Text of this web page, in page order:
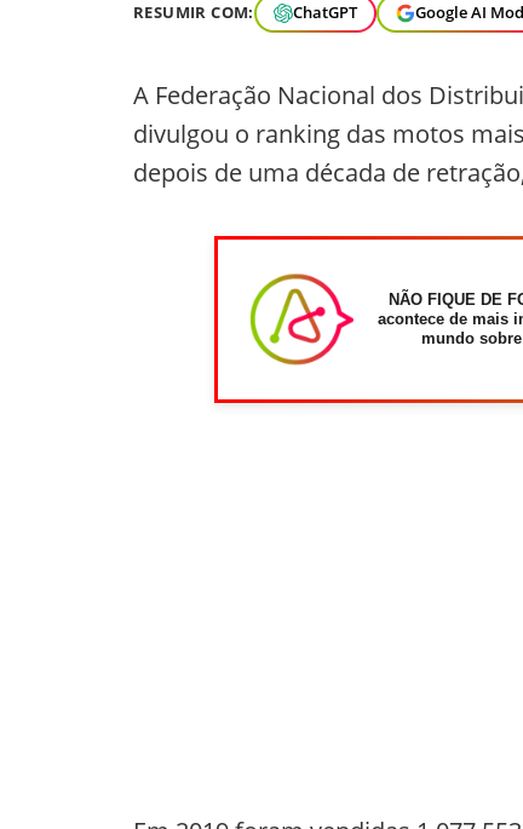
RESUMIR COM: ChatGPT Google AI
A Federação Nacional dos
divulgou o ranking das motos
depois de uma década de
NÃO FIQUE DE
acontece de mais
mundo